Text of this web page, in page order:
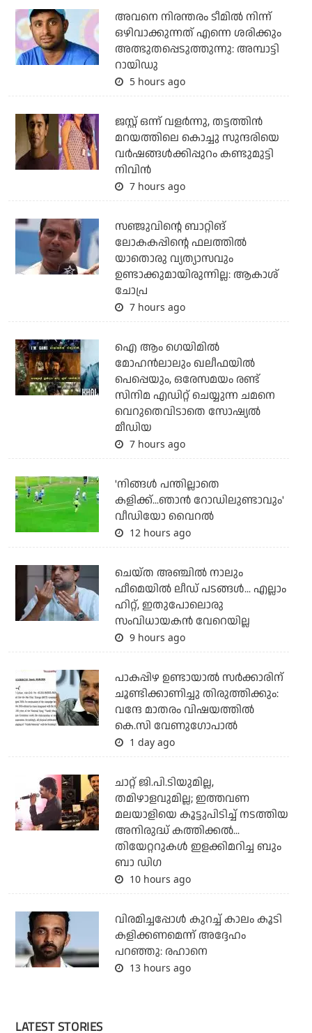
അവനെ നിരന്തരം ടീമില്‍ നിന്ന്
ഒഴിവാക്കുന്നത് എന്നെ ശരിക്കും
അത്ഭുതപ്പെടുത്തുന്നു: അമ്പാട്ടി
റായിഡു
5 hours ago
ജസ്റ്റ് ഒന്ന് വളര്‍ന്നു, തട്ടത്തിന്‍
മറയത്തിലെ കൊച്ചു സുന്ദരിയെ
വര്‍ഷങ്ങള്‍ക്കിപ്പുറം കണ്ടുമുട്ടി
നിവിന്‍
7 hours ago
സഞ്ജുവിന്റെ ബാറ്റിങ്
ലോകകപ്പിന്റെ ഫലത്തില്‍
യാതൊരു വ്യത്യാസവും
ഉണ്ടാക്കുമായിരുന്നില്ല: ആകാശ്
ചോപ്ര
7 hours ago
ഐ ആം ഗെയിമില്‍
മോഹന്‍ലാലും ഖലീഫയില്‍
പെപ്പെയും, ഒരേസമയം രണ്ട്
സിനിമ എഡിറ്റ് ചെയ്യുന്ന ചമനെ
വെറുതെവിടാതെ സോഷ്യല്‍
മീഡിയ
7 hours ago
'നിങ്ങള്‍ പന്തില്ലാതെ
കളിക്ക്...ഞാന്‍ റോഡിലുണ്ടാവും'
വീഡിയോ വൈറല്‍
12 hours ago
ചെയ്ത അഞ്ചില്‍ നാലും
ഫീമെയില്‍ ലീഡ് പടങ്ങള്‍... എല്ലാം
ഹിറ്റ്, ഇതുപോലൊരു
സംവിധായകന്‍ വേറെയില്ല
9 hours ago
പാകപ്പിഴ ഉണ്ടായാല്‍ സര്‍ക്കാരിന്
ചൂണ്ടിക്കാണിച്ചു തിരുത്തിക്കും:
വന്ദേ മാതരം വിഷയത്തില്‍
കെ.സി വേണുഗോപാല്‍
1 day ago
ചാറ്റ് ജി.പി.ടിയുമില്ല,
തമിഴാളവുമില്ല; ഇത്തവണ
മലയാളിയെ കൂട്ടുപിടിച്ച് നടത്തിയ
അനിരുദ്ധ് കത്തിക്കല്‍...
തിയേറ്ററുകള്‍ ഇളക്കിമറിച്ച ബും
ബാ ഡിഗ
10 hours ago
വിരമിച്ചപ്പോള്‍ കുറച്ച് കാലം കൂടി
കളിക്കണമെന്ന് അദ്ദേഹം
പറഞ്ഞു: രഹാനെ
13 hours ago
LATEST STORIES